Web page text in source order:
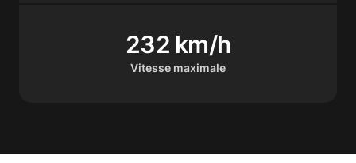
Vitesse maximale
232 km/h